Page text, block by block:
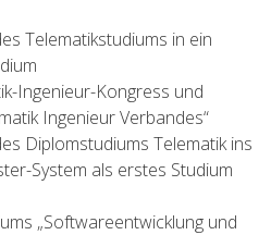
Telematikstudiums in ein
Ingenieur-Kongress und
Ingenieur Verbandes“
Diplomstudiums Telematik ins
System als erstes Studium
„Softwareentwicklung und